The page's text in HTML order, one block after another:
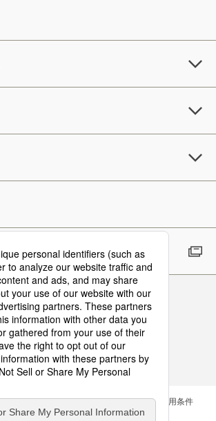
Follow Us
サイトマップ メールマガジン
ご利用条件
個人情報保護方針